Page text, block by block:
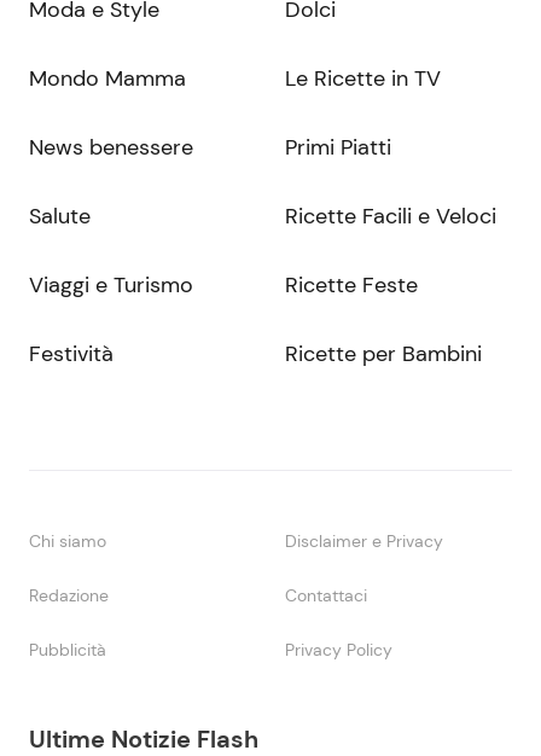
Ultime Notizie Flash
Moda e Style
Mondo Mamma
News benessere
Salute
Viaggi e Turismo
Festività
Dolci
Le Ricette in TV
Primi Piatti
Ricette Facili e Veloci
Ricette Feste
Ricette per Bambini
Chi siamo Disclaimer e Privacy
Redazione Contattaci
Pubblicità Privacy Policy